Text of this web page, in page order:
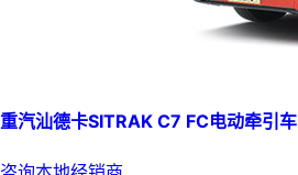
重汽汕德卡SITRAK C7 FC电动牵引车